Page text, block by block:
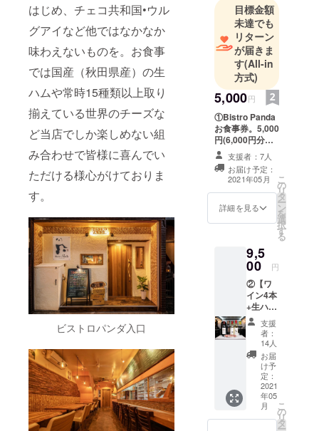
はじめ、チェコ共和国•ウル
グアイなど他ではなかなか
味わえないものを。お食事
では国産（秋田県産）の生
ハムや常時15種類以上取り
揃えている世界のチーズな
ど当店でしか楽しめない組
み合わせで皆様に喜んでい
ただける様心がけておりま
す。
ビストロパンダ入口
目標金額
未達でも
リターン
が届きま
す(All-in
方式)
5,000円
①Bistro Panda
お食事券。5,000
円(6,000円分の
お食事券になり
ます) 当店で使え
る食事券です。
（1000円×5枚）
ご使用時、お釣
りは出ません。
使用期限は発行
日より半年間と
なります。 ※遠
方にお住まい等
により期日まで
ご来店出来ない
場合（6000円未
使用に限り）チ
ケットを返送頂
ければ金額相当
のワインをお送
りさせて頂きま
す。
支援者：7人
お届け予定：
2021年05月
詳細を見る
こ
の
リ
タ
ー
ン
を
選
択
す
る
9,5
00 円
②【ワ
イン4本
+生ハム
(60g)×1
パック
セッ
ト】
9,500
円 ※
税、
クール
便代込
み ・モ
支援
者：
14人
お届
け予
定：
2021
年05
月
こ
の
リ
タ